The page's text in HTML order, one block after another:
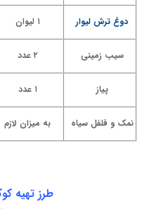
دوغ ترش لیوار ۱ لیوان
سیب زمینی ۲ عدد
پیاز ۱ عدد
نمک و فلفل سیاه به میزان لازم
طرز تهیه